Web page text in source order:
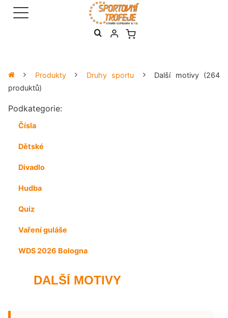
Produkty Druhy sportu Další motivy(264
produktů)
Podkategorie:
Čísla
Dětské
Divadlo
Hudba
Quiz
Vaření guláše
WDS 2026 Bologna
DALŠÍ MOTIVY